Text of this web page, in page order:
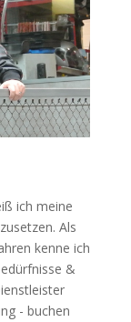
ich meine
Als
kenne ich
&
- buchen